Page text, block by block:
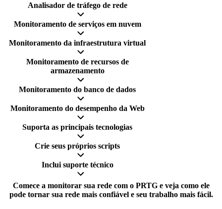
Analisador de tráfego de rede
Monitoramento de serviços em nuvem
Monitoramento da infraestrutura virtual
Monitoramento de recursos de
armazenamento
Monitoramento do banco de dados
Monitoramento do desempenho da Web
Suporta as principais tecnologias
Crie seus próprios scripts
Inclui suporte técnico
Comece a monitorar sua rede com o PRTG e veja como ele
pode tornar sua rede mais confiável e seu trabalho mais fácil.